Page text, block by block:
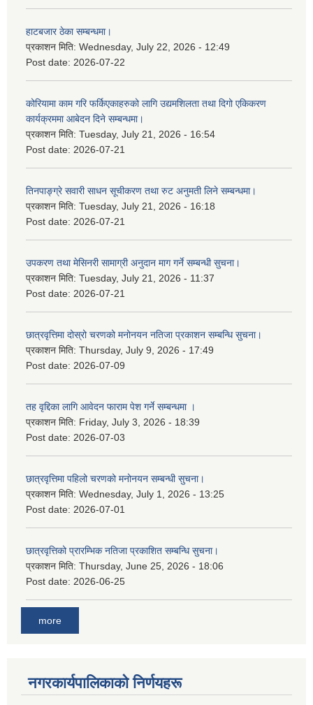
हाटबजार ठेका सम्बन्धमा।
प्रकाशन मिति: Wednesday, July 22, 2026 - 12:49
Post date: 2026-07-22
कोरियामा काम गरि फर्किएकाहरुको लागि उद्यमशिलता तथा दिगो एकिकरण
कार्यक्रममा आबेदन दिने सम्बन्धमा।
प्रकाशन मिति: Tuesday, July 21, 2026 - 16:54
Post date: 2026-07-21
तिनपाङ्ग्रे सवारी साधन सूचीकरण तथा रुट अनुमती लिने सम्बन्धमा।
प्रकाशन मिति: Tuesday, July 21, 2026 - 16:18
Post date: 2026-07-21
उपकरण तथा मेसिनरी सामाग्री अनुदान माग गर्ने सम्बन्धी सुचना।
प्रकाशन मिति: Tuesday, July 21, 2026 - 11:37
Post date: 2026-07-21
छात्रवृत्तिमा दोस्रो चरणको मनोनयन नतिजा प्रकाशन सम्बन्धि सुचना।
प्रकाशन मिति: Thursday, July 9, 2026 - 17:49
Post date: 2026-07-09
तह वृद्दिका लागि आवेदन फाराम पेश गर्ने सम्बन्धमा ।
प्रकाशन मिति: Friday, July 3, 2026 - 18:39
Post date: 2026-07-03
छात्रवृत्तिमा पहिलो चरणको मनोनयन सम्बन्धी सुचना।
प्रकाशन मिति: Wednesday, July 1, 2026 - 13:25
Post date: 2026-07-01
छात्रवृत्तिको प्रारम्भिक नतिजा प्रकाशित सम्बन्धि सुचना।
प्रकाशन मिति: Thursday, June 25, 2026 - 18:06
Post date: 2026-06-25
more
नगरकार्यपालिकाकाे निर्णयहरू